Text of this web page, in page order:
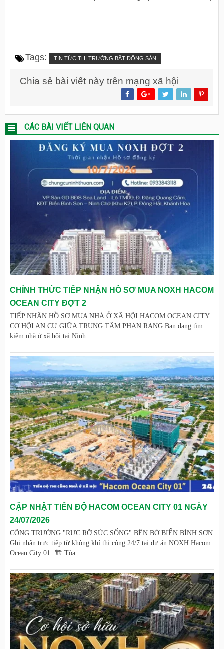
Tags: TIN TỨC THỊ TRƯỜNG BẤT ĐỘNG SẢN
Chia sẻ bài viết này trên mạng xã hội
CÁC BÀI VIẾT LIÊN QUAN
CHÍNH THỨC TIẾP NHẬN HỒ SƠ MUA NOXH HACOM
OCEAN CITY ĐỢT 2
TIẾP NHẬN HỒ SƠ MUA NHÀ Ở XÃ HỘI HACOM OCEAN CITY
CƠ HỘI AN CƯ GIỮA TRUNG TÂM PHAN RANG Bạn đang tìm
kiếm nhà ở xã hội tại Ninh.
CẬP NHẬT TIẾN ĐỘ HACOM OCEAN CITY 01 NGÀY
24/07/2026
CÔNG TRƯỜNG "RỰC RỠ SỨC SỐNG" BÊN BỜ BIỂN BÌNH SƠN
Ghi nhận trực tiếp từ không khí thi công 24/7 tại dự án NOXH Hacom
Ocean City 01: 🏗️ Tòa.